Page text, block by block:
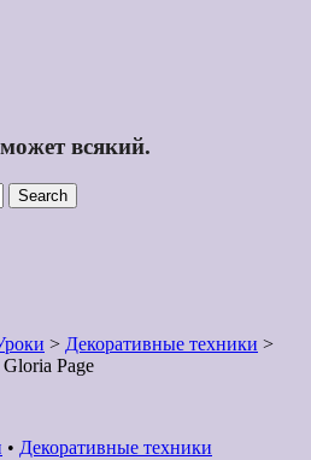
всякий.
> Декоративные техники >
Page
• Декоративные техники